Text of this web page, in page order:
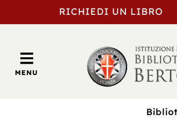
RICHIEDI UN LIBRO
MENU